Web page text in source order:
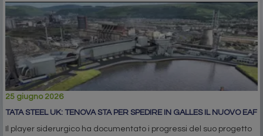
25 giugno 2026
TATA STEEL UK: TENOVA STA PER SPEDIRE IN GALLES IL NUOVO EAF
Il player siderurgico ha documentato i progressi del suo progetto